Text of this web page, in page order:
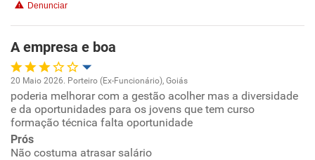
Recomenda esta empresa
Recomenda a diretoria
Denunciar
A empresa e boa
Oportunidade de promoção
Ambiente de trabalho
20 Maio 2026. Porteiro (Ex-Funcionário), Goiás
poderia melhorar com a gestão acolher mas a diversidade
e da oportunidades para os jovens que tem curso
formação técnica falta oportunidade
Prós
Não costuma atrasar salário